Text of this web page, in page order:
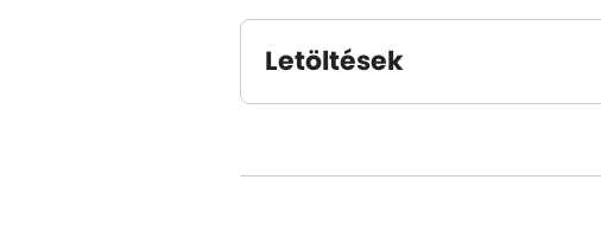
Letöltések